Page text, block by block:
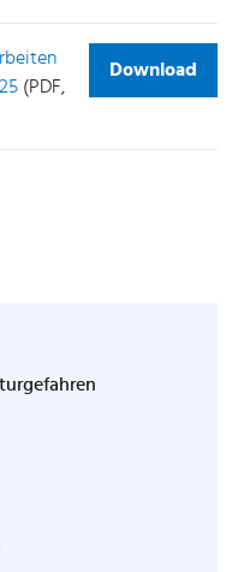
(PDF,
Download
wird in einem neuen